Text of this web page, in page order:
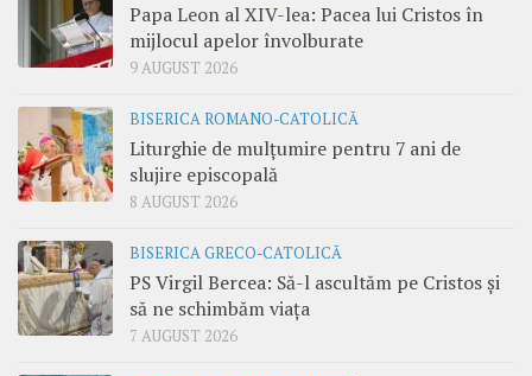
Papa Leon al XIV-lea: Pacea lui Cristos în
mijlocul apelor învolburate
9 AUGUST 2026
BISERICA ROMANO-CATOLICĂ
Liturghie de mulțumire pentru 7 ani de
slujire episcopală
8 AUGUST 2026
BISERICA GRECO-CATOLICĂ
PS Virgil Bercea: Să-l ascultăm pe Cristos și
să ne schimbăm viața
7 AUGUST 2026